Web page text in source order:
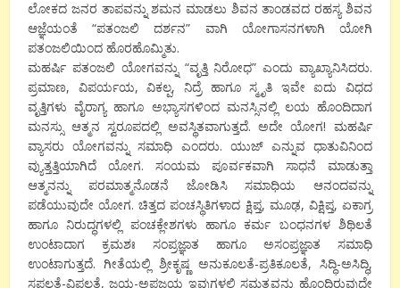
ಲೋಕದ ಜನರ ತಾಪವನ್ನು ಶಮನ ಮಾಡಲು ಶಿವನ ತಾಂಡವದ ರಹಸ್ಯ ಶಿವನ
ಆಜ್ಞೆಯಂತೆ “ಪತಂಜಲಿ ದರ್ಶನ” ವಾಗಿ ಯೋಗಾಸನಗಳಾಗಿ ಯೋಗಿ
ಪತಂಜಲಿಯಿಂದ ಹೊರಹೊಮ್ಮಿತು.
ಮಹರ್ಷಿ ಪತಂಜಲಿ ಯೋಗವನ್ನು “ವೃತ್ತಿ ನಿರೋಧ” ಎಂದು ವ್ಯಾಖ್ಯಾನಿಸಿದರು.
ಪ್ರಮಾಣ, ವಿಪರ್ಯಯ, ವಿಕಲ್ಪ, ನಿದ್ರೆ ಹಾಗೂ ಸ್ಮೃತಿ ಇವೇ ಐದು ವಿಧದ
ವೃತ್ತಿಗಳು ವೈರಾಗ್ಯ ಹಾಗೂ ಅಭ್ಯಾಸಗಳಿಂದ ಮನಸ್ಸಿನಲ್ಲಿ ಲಯ ಹೊಂದಿದಾಗ
ಮನಸ್ಸು ಆತ್ಮನ ಸ್ವರೂಪದಲ್ಲಿ ಅವಸ್ಥಿತವಾಗುತ್ತದೆ. ಅದೇ ಯೋಗ! ಮಹರ್ಷಿ
ವ್ಯಾಸರು ಯೋಗವನ್ನು ಸಮಾಧಿ ಎಂದರು. ಯುಜ್ ಎನ್ನುವ ಧಾತುವಿನಿಂದ
ವ್ಯುತ್ತತ್ತಿಯಾಗಿದೆ ಯೋಗ. ಸಂಯಮ ಪೂರ್ವಕವಾಗಿ ಸಾಧನೆ ಮಾಡುತ್ತಾ
ಆತ್ಮನನ್ನು ಪರಮಾತ್ಮನೊಡನೆ ಜೋಡಿಸಿ ಸಮಾಧಿಯ ಆನಂದವನ್ನು
ಪಡೆಯುವುದೇ ಯೋಗ. ಚಿತ್ತದ ಪಂಚಸ್ಥಿತಿಗಳಾದ ಕ್ಷಿಪ್ತ, ಮೂಢ, ವಿಕ್ಷಿಪ್ತ, ಏಕಾಗ್ರ
ಹಾಗೂ ನಿರುದ್ಧಗಳಲ್ಲಿ ಪಂಚಕ್ಲೇಶಗಳು ಹಾಗೂ ಕರ್ಮ ಬಂಧನಗಳ ಶಿಥಿಲತೆ
ಉಂಟಾದಾಗ ಕ್ರಮಶಃ ಸಂಪ್ರಜ್ಞಾತ ಹಾಗೂ ಅಸಂಪ್ರಜ್ಞಾತ ಸಮಾಧಿ
ಉಂಟಾಗುತ್ತದೆ. ಗೀತೆಯಲ್ಲಿ ಶ್ರೀಕೃಷ್ಣ ಅನುಕೂಲತೆ-ಪ್ರತಿಕೂಲತೆ, ಸಿದ್ಧಿ-ಅಸಿದ್ಧಿ,
ಸಫಲತೆ-ವಿಫಲತೆ, ಜಯ-ಅಪಜಯ ಇವುಗಳಲ್ಲಿ ಸಮತ್ವವನ್ನು ಹೊಂದಿರುವುದೇ